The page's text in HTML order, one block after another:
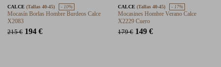
CALCE (Tallas 40-45) - 10%
Mocasín Borlas Hombre Burdeos Calce
X2083
215 € 194 €
CALCE (Tallas 40-45) - 17%
Mocasines Hombre Verano Calce
X2229 Cuero
179 € 149 €